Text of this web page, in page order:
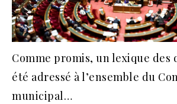
Comme promis, un lexique des
été adressé à l’ensemble du
municipal…